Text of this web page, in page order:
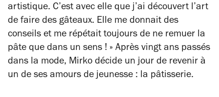
artistique. C’est avec elle que j’ai découvert l’art
de faire des gâteaux. Elle me donnait des
conseils et me répétait toujours de ne remuer la
pâte que dans un sens ! » Après vingt ans passés
dans la mode, Mirko décide un jour de revenir à
un de ses amours de jeunesse : la pâtisserie.